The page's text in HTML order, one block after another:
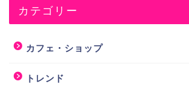
カテゴリー
カフェ・ショップ
トレンド